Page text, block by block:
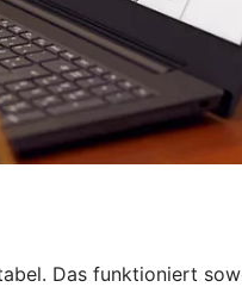
Das funktioniert